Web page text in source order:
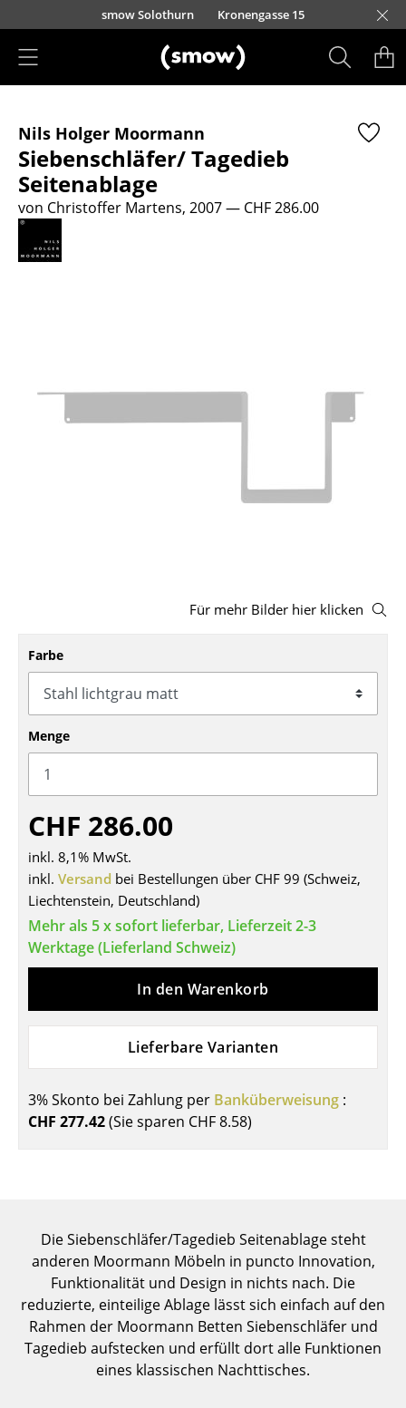
Direkt zum Inhaltsmow Solothurn Kronengasse 15
Sitzmöbel
Esszimmerstühle
Sofas
Sessel
Barhocker
Bürodrehstühle
Konferenzstühle
Bürosessel
Einzelteile
... alle Sitzmöbel
Tische
Esstische
Beistelltische
Couchtische
Konferenztische
Stehtische & Stehpulte
Kindertische
Einzelteile
... alle Tische
Aufbewahren
Regale & Schränke
Nils Holger Moormann
Siebenschläfer/ Tagedieb
Seitenablage
von Christoffer Martens, 2007— CHF 286.00
Für mehr Bilder hier klicken
Farbe
Menge
CHF 286.00
inkl. 8,1% MwSt.
inkl. Versand bei Bestellungen über CHF 99 (Schweiz,
Liechtenstein, Deutschland)
Mehr als 5 x sofort lieferbar, Lieferzeit 2-3
Werktage (Lieferland Schweiz)
In den Warenkorb
Lieferbare Varianten
3% Skonto bei Zahlung per Banküberweisung :
CHF 277.42(Sie sparen CHF 8.58)
Die Siebenschläfer/Tagedieb Seitenablage steht
anderen Moormann Möbeln in puncto Innovation,
Funktionalität und Design in nichts nach. Die
reduzierte, einteilige Ablage lässt sich einfach auf den
Rahmen der Moormann Betten Siebenschläfer und
Tagedieb aufstecken und erfüllt dort alle Funktionen
eines klassischen Nachttisches.